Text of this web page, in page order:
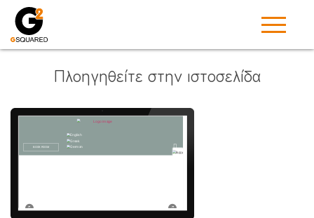
Πλοηγηθείτε στην ιστοσελίδα